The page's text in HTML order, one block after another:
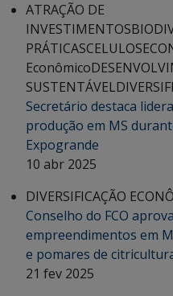
ATRAÇÃO DE
INVESTIMENTOS
PRÁTICASCELULOSE
Econômico
SUSTENTÁVEL
Secretário destaca
produção em MS
Expogrande
10 abr 2025
DIVERSIFICAÇÃO
Conselho do FCO
empreendimentos em
e pomares de
21 fev 2025